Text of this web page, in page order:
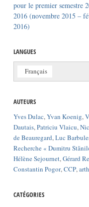
pour le premier semestre
2016 (novembre 2015 –
2016)
LANGUES
Français
AUTEURS
Yves Dulac,Yvan Koenig,
Dautais,Patriciu Vlaicu,
de Beauregard,Luc
Recherche « Dumitru
Hélène Sejournet,Gérard
Constantin Pogor,CCP,
CATÉGORIES